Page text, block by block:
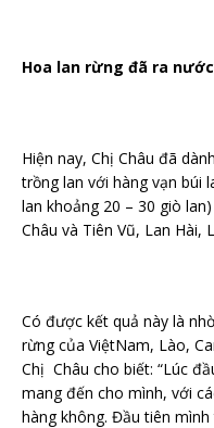
Hoa lan rừng đã ra
Hiện nay, Chị Châu đã
trồng lan với hàng vạn búi
lan khoảng 20 – 30 giò
Châu và Tiên Vũ, Lan Hài,
Có được kết quả này là
rừng của ViệtNam, Lào,
Chị Châu cho biết: “Lúc
mang đến cho mình, với
hàng không. Đầu tiên